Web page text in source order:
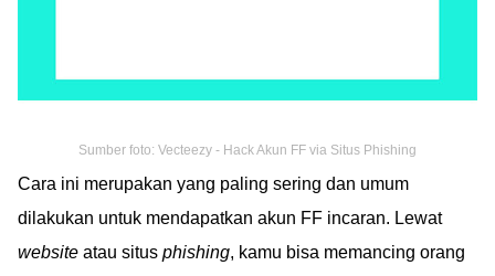
Sumber foto: Vecteezy - Hack Akun FF via Situs Phishing
Cara ini merupakan yang paling sering dan umum
dilakukan untuk mendapatkan akun FF incaran. Lewat
website atau situs phishing, kamu bisa memancing orang